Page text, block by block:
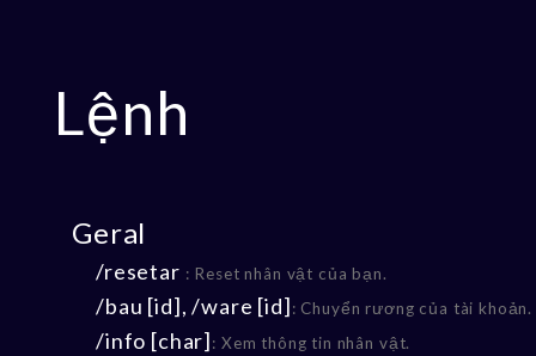
Lệnh
Geral
/resetar : Reset nhân vật của bạn.
/bau [id], /ware [id]: Chuyển rương của tài khoản.
/info [char]: Xem thông tin nhân vật.